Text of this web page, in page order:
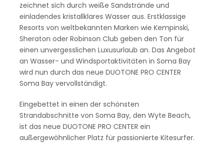
zeichnet sich durch weiße Sandstrände und
einladendes kristallklares Wasser aus. Erstklassige
Resorts von weltbekannten Marken wie Kempinski,
Sheraton oder Robinson Club geben den Ton für
einen unvergesslichen Luxusurlaub an. Das Angebot
an Wasser- und Windsportaktivitäten in Soma Bay
wird nun durch das neue DUOTONE PRO CENTER
Soma Bay vervollständigt.
Eingebettet in einen der schönsten
Strandabschnitte von Soma Bay, den Wyte Beach,
ist das neue DUOTONE PRO CENTER ein
außergewöhnlicher Platz für passionierte Kitesurfer.